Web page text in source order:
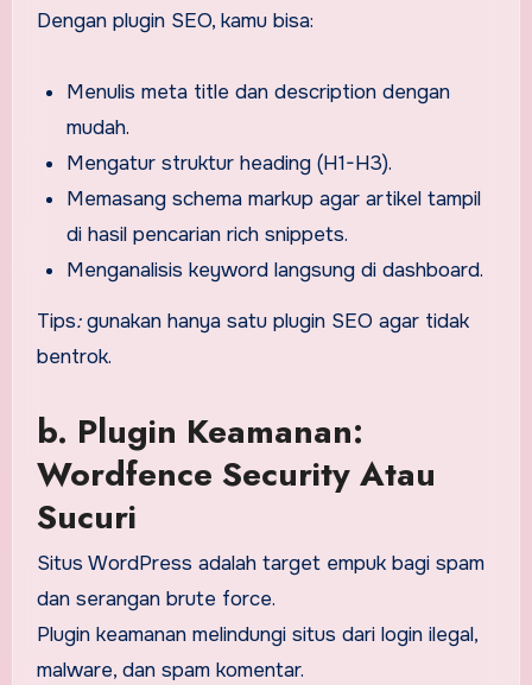
Dengan plugin SEO, kamu bisa:
Menulis meta title dan description dengan
mudah.
Mengatur struktur heading (H1-H3).
Memasang schema markup agar artikel tampil
di hasil pencarian rich snippets.
Menganalisis keyword langsung di dashboard.
Tips:gunakan hanya satu plugin SEO agar tidak
bentrok.
b. Plugin Keamanan:
Wordfence Security Atau
Sucuri
Situs WordPress adalah target empuk bagi spam
dan serangan brute force.
Plugin keamanan melindungi situs dari login ilegal,
malware, dan spam komentar.